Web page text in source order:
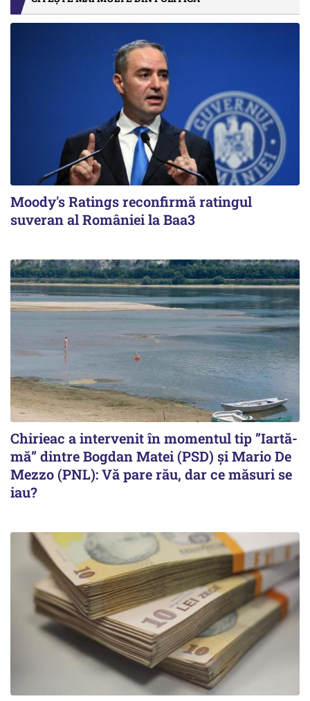
Moody's Ratings reconfirmă ratingul
suveran al României la Baa3
Chirieac a intervenit în momentul tip ”Iartă-
mă” dintre Bogdan Matei (PSD) și Mario De
Mezzo (PNL): Vă pare rău, dar ce măsuri se
iau?